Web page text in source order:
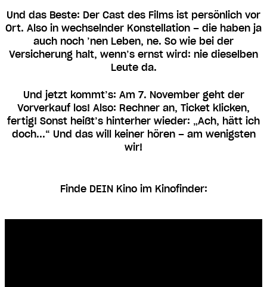
Und das Beste: Der Cast des Films ist persönlich vor
Ort. Also in wechselnder Konstellation – die haben ja
auch noch ’nen Leben, ne. So wie bei der
Versicherung halt, wenn’s ernst wird: nie dieselben
Leute da.
Und jetzt kommt’s: Am 7. November geht der
Vorverkauf los! Also: Rechner an, Ticket klicken,
fertig! Sonst heißt’s hinterher wieder: „Ach, hätt ich
doch...“ Und das will keiner hören – am wenigsten
wir!
Finde DEIN Kino im Kinofinder: